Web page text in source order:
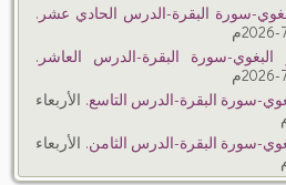
سورة البقرة-الدرس الحادي عشر.
سورة البقرة-الدرس العاشر.
سورة البقرة-الدرس التاسع. الأربعاء
سورة البقرة-الدرس الثامن. الأربعاء